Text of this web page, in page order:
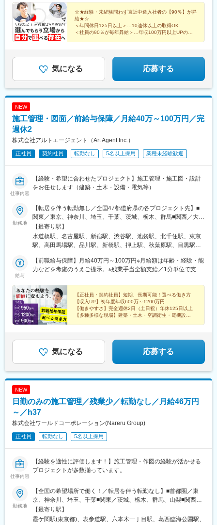
あすなろう四日市駅、桑名駅、志摩横山駅、三島広小路駅、新浜
松駅、新静岡駅、古庄駅、吉原本町駅、祇園駅(福岡県)、九州鉄道
記念館駅、西鉄福岡駅、香椎駅、西鉄千早駅、二日市駅、呉服町
駅(福岡県)、高見橋駅、鹿児島駅前駅、中洲通駅、熊本駅前駅、人
吉温泉駅、市立体育館前駅、日田市役所前駅、五島町駅、ハウス
地市場駅、東池袋駅、京成関屋駅、岩本町駅、田原町駅(東京都)、
曳舟駅、西日暮里駅(舎人ライナー)、竹橋駅、御成門駅、銀座駅、
横浜駅、馬車道駅、湘南江の島駅、石川町駅、中強羅駅、リゾー
大阪阿部野橋駅、蒲生四丁目駅、なんば駅(南海線)、桃谷駅、新今
谷大前深草駅、三条駅(京都府)、四宮駅、五条駅(京都市営)、畝傍
駅、新王寺駅、錦駅、唐橋前駅、近江神宮前駅、近鉄名古屋駅、
町駅、東静岡駅、ジヤトコ前駅、天神南駅、香椎宮前駅、香椎神
駅(鹿児島県)、二本木口駅、水前寺駅、長崎駅(長崎県)
県)、豊橋駅、大曽根駅、矢場町駅、藤が丘駅(愛知県)、刈谷駅、
千種駅、小牧原駅、東刈谷駅、土橋駅(愛知県)、新栄町駅(愛知
県)、日進駅(愛知県)、二川駅、丸の内駅(愛知県)、春日井駅(中央
本線)、東名古屋港駅、三河豊田駅、国府宮駅、国際センター駅、
小牧口駅、常滑駅、岩倉駅(愛知県)、三郷駅(愛知県)、三河安城
駅、掛川駅、新富士駅(静岡県)、藤枝駅、博多駅、小倉駅(福岡
県)、天神駅、呉服町駅(福岡県)、赤坂駅(福岡県)、天神南駅、渡辺
通駅、熊本駅、スタジアムシティサウス駅、いわき駅、金沢駅、
駅、近鉄四日市駅、大和西大寺駅、鳥取駅、松江駅、下関駅、徳
中央駅、彦根駅、新宿西口駅、立川駅、千葉駅、あおば通駅、西
松本駅、新静岡駅、第一通り駅、新豊田駅、名古屋駅、名鉄岐阜
駅、四条駅(京都市営)、大阪梅田駅(阪神線)、神戸三宮駅(阪神)、
附駅、向原駅(東京都)、人形町駅、新大久保駅、京橋駅(東京都)、
泉岳寺駅、虎ノ門ヒルズ駅、巣鴨新田駅、新御徒町駅、新宿駅(東
駅、台場駅、新御茶ノ水駅、内幸町駅、都庁前駅、四ツ谷駅、麹
町駅、浅草駅(ＴＸ)、大崎広小路駅、面影橋駅、両国駅(都営線)、
新橋駅、柳小路駅、八丁畷駅、星川駅、馬車道駅、国道駅、鹿島
田駅、緑町駅、高島町駅、海老名駅(相模線)、千葉中央駅、京成西
船駅、北与野駅、大阪城公園駅、なんば駅(地下鉄)、古川橋駅、な
にわ橋駅、渡辺橋駅、新大阪駅、西大橋駅、心斎橋駅、堺筋本町
駅、大阪天満宮駅、西元町駅、計算科学センター駅、山陽明石
駅、西院駅(京福線)、くいな橋駅、桂川駅(京都府)、日比野駅(名古
知県)、東別院駅、森下駅(愛知県)、車道駅、高岳駅、久屋大通
駅、多屋駅、祇園駅(福岡県)、熊本駅前駅、八千代町駅、市役所前
駅(長野県)、福井駅(福井県)、横川駅、市役所前駅(広島県)、宇都
宮駅東口駅、阿波富田駅、高松築港駅、高知駅前駅、仲御徒町
駅、立川南駅、北１２条駅、仙台駅(地下鉄)、日吉町駅、新浜松
寺交差点駅、市役所前駅(愛媛県)、甲東中学校前駅、淡路町駅、溜
池山王駅、東池袋四丁目駅、西武新宿駅、六本木一丁目駅、日比
谷駅、西新宿五丁目駅、お台場海浜公園駅、永田町駅、参宮橋
駅、芝公園駅、田原町駅(東京都)、浅草橋駅、西大島駅、岩本町
駅、築地市場駅、神奈川駅、京急川崎駅、栄町駅(千葉県)、大阪難
日駅、平安通駅、大須観音駅、中洲川端駅、西鉄福岡駅、二本木
口駅、スタジアムシティノース駅、七ツ屋駅、足羽山公園口駅、
横川一丁目駅、袋町駅、バスセンター前駅、片原町駅(香川県)、高
知橋駅
1ビル 5F【東京支店】東京都新宿区西新宿3丁目8-4 BABAビル 8F
☆★経験・未経験問わず直近中途入社者の【90％】が昇
給★☆
＜年間休日125日以上＞…10連休以上の取得OK
＜社員の90％が毎年昇給＞…年収100万円以上UPの実
気になる 応募する
NEW
施工管理・図面／前給与保障／月給40万～100万円／完
週休2
株式会社アルトエージェント（Art Agent Inc.）
正社員 契約社員 転勤なし 5名以上採用 業種未経験歓迎
仕事内容
【経験・希望に合わせたプロジェクト】施工管理・施工図・設計
をお任せします（建築・土木・設備・電気等）
勤務地
【転居を伴う転勤無し／全国47都道府県の各プロジェクト先】■
関東／東京、神奈川、埼玉、千葉、茨城、栃木、群馬■関西／大
阪、兵庫、京都、奈良、和歌山、滋賀■東海／愛知、岐阜、三重、
静岡■北信越／新潟、富山、石川、福井、長野、山梨■北海道・東
北／北海道、青森、秋田、岩手、宮城、福島、山形■中四国／鳥
縄／福岡、佐賀、長崎、大分、熊本、宮崎、鹿児島、沖縄※配属先
は希望を最大限考慮※U・Iターン支援・寮あり（引越し費用会社負
可能）＜交通＞各プロジェクト先により異なります。※基本的に現
場へは直行直帰です。自動車通勤OKの勤務地多数※通勤圏内の希
望を最大限考慮します。【本社】■東京都千代田区神田三崎町3-6-
13 山京中央ビル3F【名古屋オフィス】■愛知県名古屋市中村区名
駅1-1-1 JPタワー名古屋21F【採用センター】札幌、仙台、高崎、
山、広島、博多、天神、那覇
【最寄り駅】
水道橋駅、名古屋駅、新宿駅、渋谷駅、池袋駅、北千住駅、東京
駅、高田馬場駅、品川駅、新橋駅、押上駅、秋葉原駅、目黒駅、
都)、中野駅(東京都)、大門駅(東京都)、有楽町駅、吉祥寺駅、西日
暮里駅、五反田駅、三田駅(東京都)、中目黒駅、日暮里駅、大崎
駅、飯田橋駅、市ケ谷駅、小竹向原駅、錦糸町駅、二子玉川駅、
四ツ谷駅、自由が丘駅、横浜駅、武蔵小杉駅、日吉駅(神奈川県)、
溝の口駅、川崎駅、藤沢駅、長津田駅、新横浜駅、登戸駅、戸塚
駅、海老名駅(相鉄・小田急)、大和駅(神奈川県)、菊名駅、大船
駅、橋本駅(神奈川県)、上大岡駅、中央林間駅、あざみ野駅、桜木
溝ノ口駅、鶴見駅、関内駅、本厚木駅、元住吉駅、相模大野駅、
新百合ケ丘駅、大宮駅(埼玉県)、和光市駅、川越駅、浦和駅、朝霞
戸駅、千葉駅、津田沼駅、本八幡駅(総武線)、南流山駅、流山おお
たかの森駅、舞浜駅、市川駅、海浜幕張駅、新鎌ケ谷駅、新浦安
駅、京成津田沼駅、稲毛駅、京成船橋駅、北習志野駅、浦安駅(千
田沼駅、我孫子駅、梅田駅(地下鉄)、大阪駅、天王寺駅、なんば駅
南茨木駅(阪急線)、天満橋駅、天下茶屋駅、高槻駅、西梅田駅、弁
天町駅、京都駅、竹田駅(京都府)、山科駅、四条駅(京都市営)、烏
田駅、新神戸駅、金山駅(愛知県)、名鉄名古屋駅、栄駅(愛知県)、
大曽根駅、伏見駅(愛知県)、刈谷駅、豊橋駅、千種駅、近鉄名古屋
駅、藤が丘駅(愛知県)、鶴舞駅、上飯田駅、赤池駅(愛知県)、矢場
町駅、上小田井駅、久屋大通駅、尾張一宮駅、星ケ丘駅(愛知県)、
給与
【前職給与保障】月給40万円～100万円※月給額は年齢・経験・能
力などを考慮のうえご提示。※残業手当全額支給／1分単位で支
経験やスキル、頑張りはしっかりと給与＆手当で還元していま
す！【年収例】年収1200万円／52歳（月給80万円＋資格手当＋他
手当＋賞与）年収1090万円／49歳（月給75万円＋資格手当＋他手
当＋賞与）年収1020万円／56歳（月給70万円＋資格手当＋他手当
＋賞与）年収 900万円／64歳（月給70万円＋資格手当＋他手当＋
与）年収 800万円／33歳（月給52万円＋資格手当＋他手当＋賞
与）
【正社員・契約社員】短期、長期可能！選べる働き方
【収入UP】初年度年収600万～1200万円
【働きやすさ】完全週休2日（土日祝）年休125日以上
【多種多様な現場】建築・土木・空調衛生・電機設備
気になる 応募する
NEW
日勤のみの施工管理／残業少／転勤なし／月給46万円
～／h37
株式会社ワールドコーポレーション(Nareru Group)
正社員 転勤なし 5名以上採用
仕事内容
【経験を適性に評価します！】施工管理・作図の経験が活かせる
プロジェクトが多数揃っています。
勤務地
【全国の希望場所で働く！／転居を伴う転勤なし】■首都圏／東
京、神奈川、埼玉、千葉■関東／茨城、栃木、群馬、山梨■関西／
大阪、兵庫、京都、奈良、和歌山、滋賀■中部／愛知、岐阜、三
重、静岡■北信越／新潟、富山、石川、福井、長野■北海道・東北
【最寄り駅】
霞ケ関駅(東京都)、表参道駅、六本木一丁目駅、葛西臨海公園駅、